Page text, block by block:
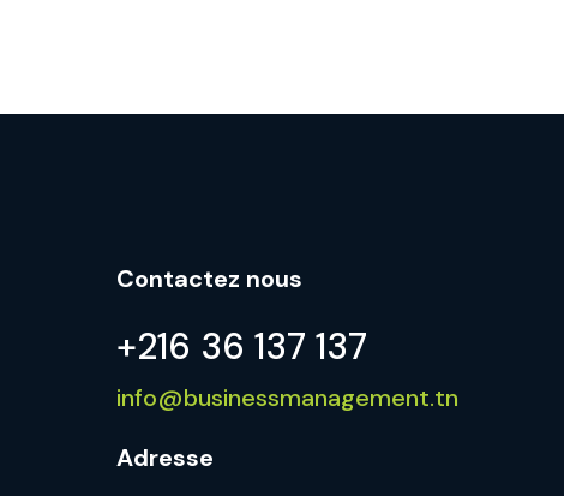
Contactez nous
+216 36 137 137
info@businessmanagement.tn
Adresse